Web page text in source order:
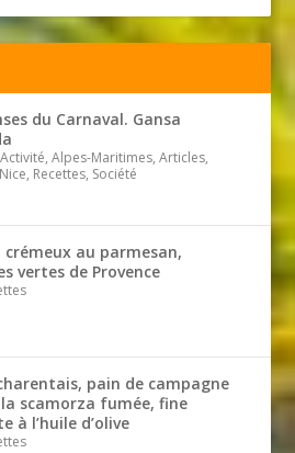
du Carnaval. Gansa
Alpes-Maritimes, Articles,
Recettes, Société
au parmesan,
vertes de Provence
pain de campagne
scamorza fumée, fine
à l’huile d’olive